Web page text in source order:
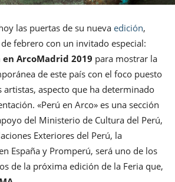
las puertas de su nueva edición,
febrero con un invitado especial:
ArcoMadrid 2019 para mostrar la
de este país con el foco puesto
artistas, aspecto que ha determinado
«Perú en Arco» es una sección
del Ministerio de Cultura del Perú,
Exteriores del Perú, la
España y Promperú, será uno de los
de la próxima edición de la Feria que,